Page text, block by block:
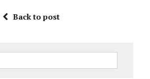
Back to post